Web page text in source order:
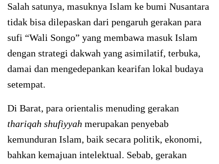
Salah satunya, masuknya Islam ke bumi Nusantara
tidak bisa dilepaskan dari pengaruh gerakan para
sufi “Wali Songo” yang membawa masuk Islam
dengan strategi dakwah yang asimilatif, terbuka,
damai dan mengedepankan kearifan lokal budaya
setempat.
Di Barat, para orientalis menuding gerakan
thariqah shufiyyah merupakan penyebab
kemunduran Islam, baik secara politik, ekonomi,
bahkan kemajuan intelektual. Sebab, gerakan